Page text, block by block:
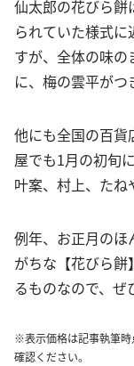
仙太郎の花びら
られていた様式
すが、全体の味
に、梅の雲平がつ
他にも全国の百貨
屋でも1月の初旬
叶案、村上、たね
例年、お正月のほ
がちな【花びら餅
るものなので、ぜ
※表示価格は記事執筆時
確認ください。